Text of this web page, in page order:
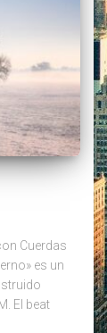
Cuerdas
es un
El beat